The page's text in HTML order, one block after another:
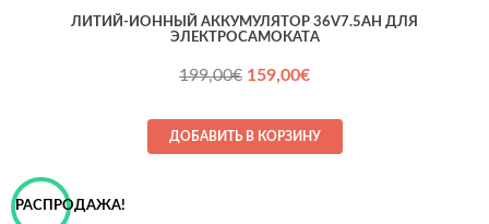
ЛИТИЙ-ИОННЫЙ АККУМУЛЯТОР 36V7.5AH ДЛЯ
ЭЛЕКТРОСАМОКАТA
199,00€ Первоначальная
составляла
199,00€.
159,00€Текущая
159,00€.
ДОБАВИТЬ В КОРЗИНУ
РАСПРОДАЖА!